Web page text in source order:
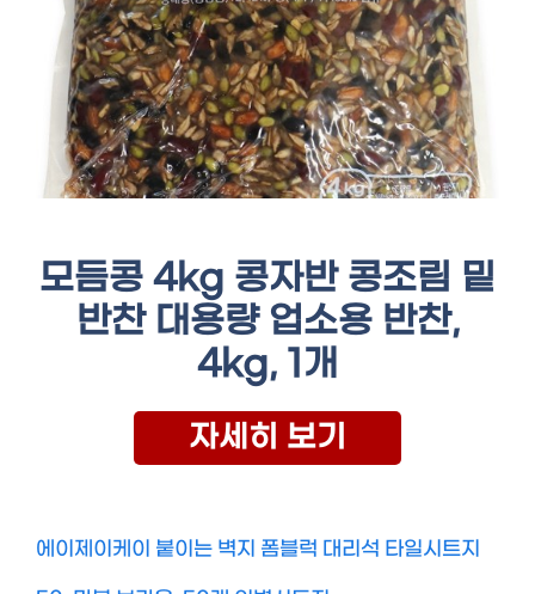
모듬콩 4kg 콩자반 콩조림 밑
반찬 대용량 업소용 반찬,
4kg, 1개
자세히 보기
에이제이케이 붙이는 벽지 폼블럭 대리석 타일시트지